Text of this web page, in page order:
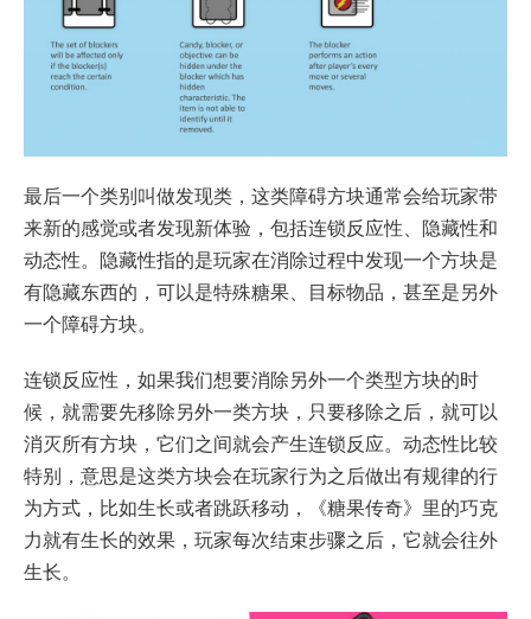
最后一个类别叫做发现类，这类障碍方块通常会给玩家带
来新的感觉或者发现新体验，包括连锁反应性、隐藏性和
动态性。隐藏性指的是玩家在消除过程中发现一个方块是
有隐藏东西的，可以是特殊糖果、目标物品，甚至是另外
一个障碍方块。
连锁反应性，如果我们想要消除另外一个类型方块的时
候，就需要先移除另外一类方块，只要移除之后，就可以
消灭所有方块，它们之间就会产生连锁反应。动态性比较
特别，意思是这类方块会在玩家行为之后做出有规律的行
为方式，比如生长或者跳跃移动，《糖果传奇》里的巧克
力就有生长的效果，玩家每次结束步骤之后，它就会往外
生长。